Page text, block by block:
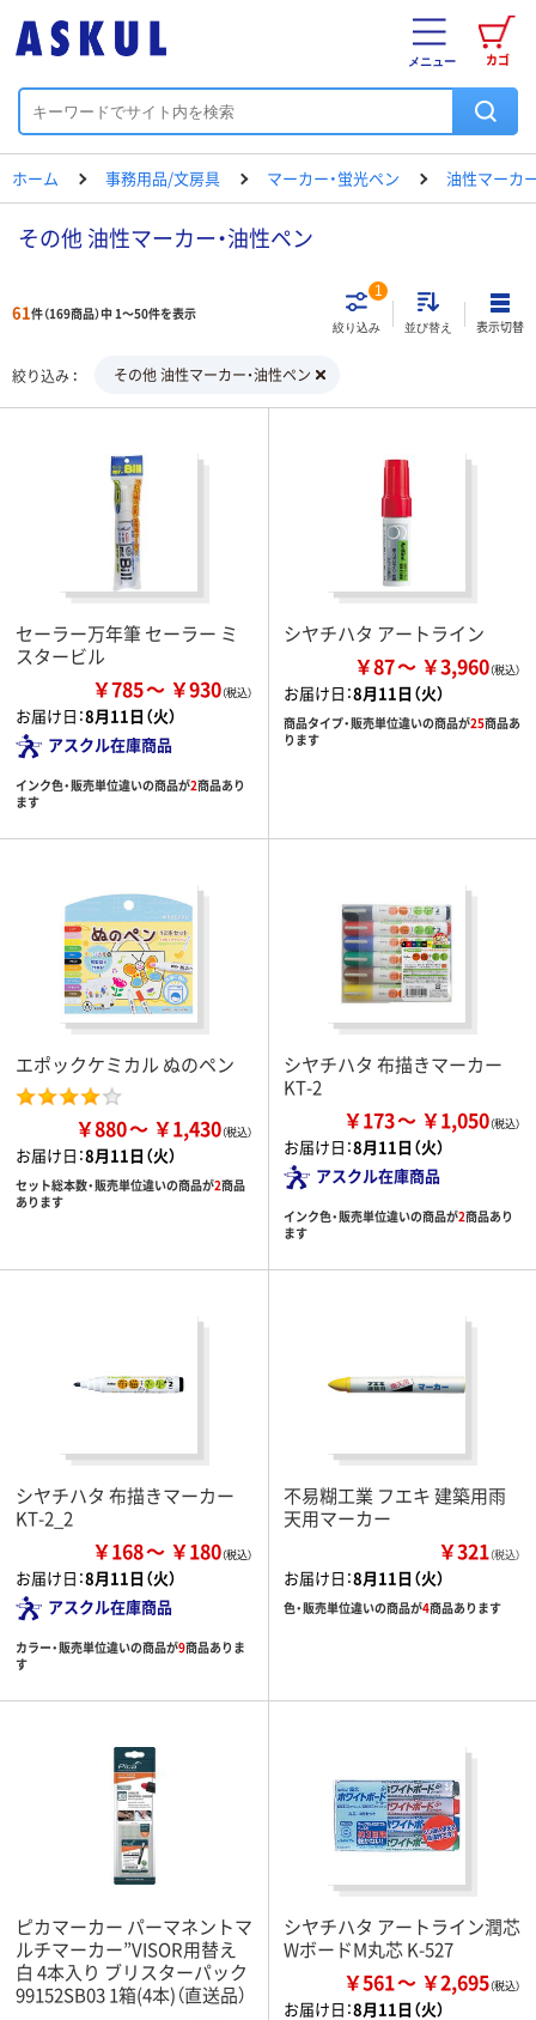
カゴ
メニュー
ホーム 事務用品/文房具 マーカー・蛍光ペン 油性マーカ
その他 油性マーカー・油性ペン
61件（169商品）中 1～50件を表示
絞り込み
1
並び替え 表示切替
絞り込み その他 油性マーカー・油性ペン
セーラー万年筆 セーラー ミ
スタービル
￥785 ￥930
お届け日：8月11日（火）
アスクル在庫商品
インク色・販売単位違いの商品が2商品あり
ます
シヤチハタ アートライン
￥87 ￥3,960
お届け日：8月11日（火）
商品タイプ・販売単位違いの商品が25商品あ
ります
エポックケミカル ぬのペン
￥880 ￥1,430
お届け日：8月11日（火）
セット総本数・販売単位違いの商品が2商品
あります
シヤチハタ 布描きマーカー
KT-2
￥173 ￥1,050
お届け日：8月11日（火）
アスクル在庫商品
インク色・販売単位違いの商品が2商品あり
ます
シヤチハタ 布描きマーカー
KT-2_2
￥168 ￥180
お届け日：8月11日（火）
アスクル在庫商品
カラー・販売単位違いの商品が9商品ありま
す
不易糊工業 フエキ 建築用雨
天用マーカー
￥321（税込）
お届け日：8月11日（火）
色・販売単位違いの商品が4商品あります
ピカマーカー パーマネントマ
ルチマーカー”VISOR用替え
白 4本入り ブリスターパック
99152SB03 1箱(4本)（直送品）
シヤチハタ アートライン潤芯
WボードM丸芯 K-527
￥561 ￥2,695
お届け日：8月11日（火）